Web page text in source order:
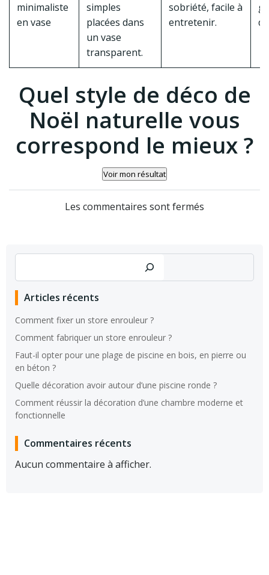
minimaliste
en vase
simples
placées dans
un vase
transparent.
sobriété, facile à
entretenir.
Quel style de déco de
Noël naturelle vous
correspond le mieux ?
Voir mon résultat
Les commentaires sont fermés
Articles récents
Comment fixer un store enrouleur ?
Comment fabriquer un store enrouleur ?
Faut-il opter pour une plage de piscine en bois, en pierre ou
en béton ?
Quelle décoration avoir autour d’une piscine ronde ?
Comment réussir la décoration d’une chambre moderne et
fonctionnelle
Commentaires récents
Aucun commentaire à afficher.